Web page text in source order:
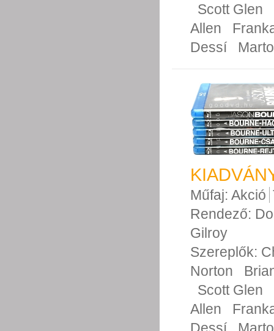
Scott Glen
Allen
Dessí
Műfaj: Akció
Rendező:
Gilroy
Szereplők:
Norton
Scott Glen
Allen